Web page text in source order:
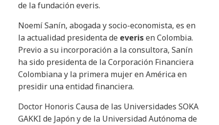
de la fundación everis.
Noemí Sanín, abogada y socio-economista, es en
la actualidad presidenta de everisen Colombia.
Previo a su incorporación a la consultora, Sanín
ha sido presidenta de la Corporación Financiera
Colombiana y la primera mujer en América en
presidir una entidad financiera.
Doctor Honoris Causa de las Universidades SOKA
GAKKI de Japón y de la Universidad Autónoma de